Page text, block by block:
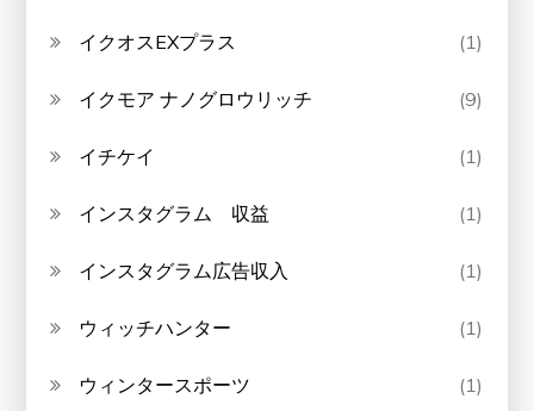
イクオスEXプラス (1)
イクモア ナノグロウリッチ (9)
イチケイ (1)
インスタグラム 収益 (1)
インスタグラム広告収入 (1)
ウィッチハンター (1)
ウィンタースポーツ (1)